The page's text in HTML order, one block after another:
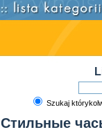
Szukaj
Стильные